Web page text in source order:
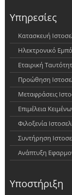
Υπηρεσίες
Κατασκευή
Ηλεκτρονικό
Εταιρική
Προώθηση
Μεταφράσεις
Επιμέλεια
Φιλοξενία
Συντήρηση
Ανάπτυξη
Υποστήριξη